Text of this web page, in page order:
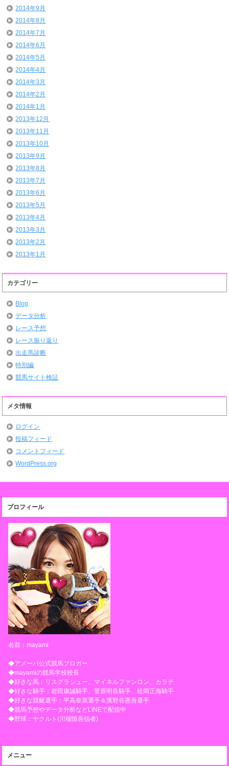
2014年9月
2014年8月
2014年7月
2014年6月
2014年5月
2014年4月
2014年3月
2014年2月
2014年1月
2013年12月
2013年11月
2013年10月
2013年9月
2013年8月
2013年7月
2013年6月
2013年5月
2013年4月
2013年3月
2013年2月
2013年1月
カテゴリー
Blog
データ分析
レース予想
レース振り返り
出走馬診断
特別編
競馬サイト検証
メタ情報
ログイン
投稿フィード
コメントフィード
WordPress.org
プロフィール
名前：mayami
◆アメーバ公式競馬ブロガー
◆mayamiの競馬学校校長
◆好きな馬：リスグラシュー、マイネルファンロン、カラテ
◆好きな騎手：岩田康誠騎手、菅原明良騎手、松岡正海騎手
◆好きな競艇選手：平高奈菜選手＆濱野谷憲吾選手
◆競馬予想やデータ分析などLINEで配信中
◆野球：ヤクルト(川端慎吾信者)
メニュー